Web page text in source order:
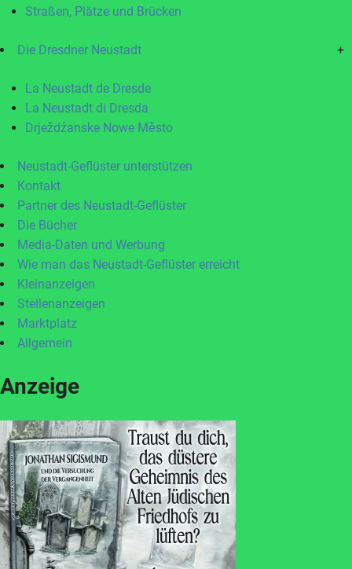
Straßen, Plätze und Brücken
Die Dresdner Neustadt +
La Neustadt de Dresde
La Neustadt di Dresda
Drježdźanske Nowe Město
Neustadt-Geflüster unterstützen
Kontakt
Partner des Neustadt-Geflüster
Die Bücher
Media-Daten und Werbung
Wie man das Neustadt-Geflüster erreicht
Kleinanzeigen
Stellenanzeigen
Marktplatz
Allgemein
Anzeige